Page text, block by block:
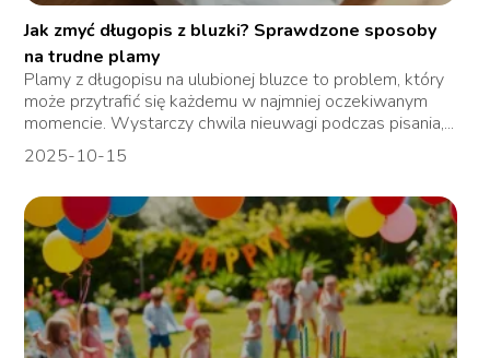
Jak zmyć długopis z bluzki? Sprawdzone sposoby
na trudne plamy
Plamy z długopisu na ulubionej bluzce to problem, który
może przytrafić się każdemu w najmniej oczekiwanym
momencie. Wystarczy chwila nieuwagi podczas pisania,...
2025-10-15